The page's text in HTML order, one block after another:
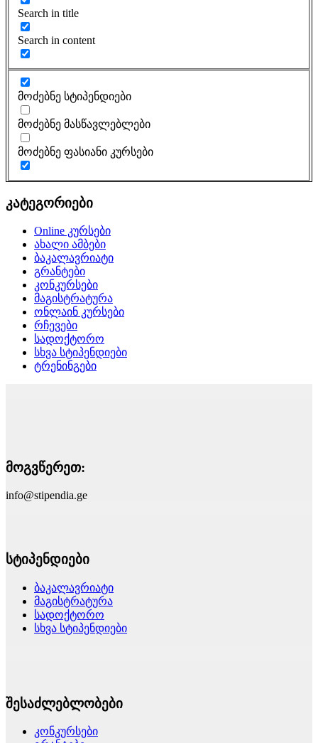
Search in title
Search in content
მოძებნე სტიპენდიები
მოძებნე მასწავლებლები
მოძებნე ფასიანი კურსები
კატეგორიები
Online კურსები
ახალი ამბები
ბაკალავრიატი
გრანტები
კონკურსები
მაგისტრატურა
ონლაინ კურსები
რჩევები
სადოქტორო
სხვა სტიპენდიები
ტრენინგები
მოგვწერეთ:
info@stipendia.ge
სტიპენდიები
ბაკალავრიატი
მაგისტრატურა
სადოქტორო
სხვა სტიპენდიები
შესაძლებლობები
კონკურსები